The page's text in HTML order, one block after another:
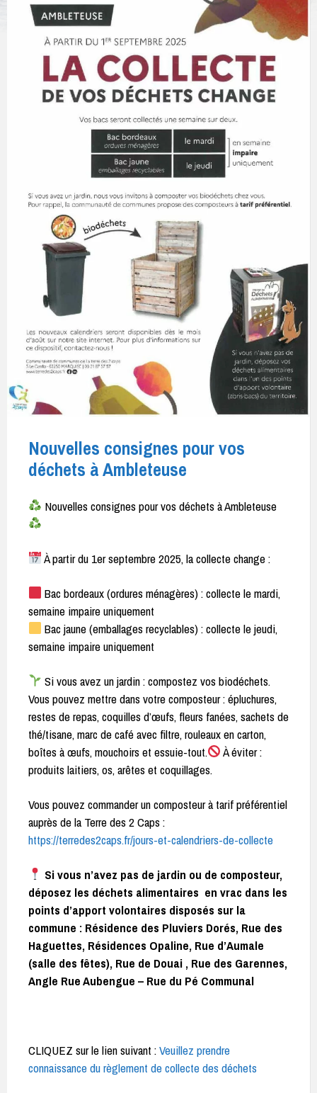
Nouvelles consignes pour vos
déchets à Ambleteuse
Nouvelles consignes pour vos déchets à Ambleteuse
À partir du 1er septembre 2025, la collecte change :
Bac bordeaux (ordures ménagères) : collecte le mardi,
semaine impaire uniquement
Bac jaune (emballages recyclables) : collecte le jeudi,
semaine impaire uniquement
Si vous avez un jardin : compostez vos biodéchets.
Vous pouvez mettre dans votre composteur : épluchures,
restes de repas, coquilles d’œufs, fleurs fanées, sachets de
thé/tisane, marc de café avec filtre, rouleaux en carton,
boîtes à œufs, mouchoirs et essuie-tout.
À éviter :
produits laitiers, os, arêtes et coquillages.
Vous pouvez commander un composteur à tarif préférentiel
auprès de la Terre des 2 Caps :
https://terredes2caps.fr/jours-et-calendriers-de-collecte
Si vous n’avez pas de jardin ou de composteur,
déposez les déchets alimentaires en vrac dans les
points d’apport volontaires disposés sur la
commune : Résidence des Pluviers Dorés, Rue des
Haguettes, Résidences Opaline, Rue d’Aumale
(salle des fêtes), Rue de Douai , Rue des Garennes,
Angle Rue Aubengue – Rue du Pé Communal
CLIQUEZ sur le lien suivant :Veuillez prendre
connaissance du règlement de collecte des déchets